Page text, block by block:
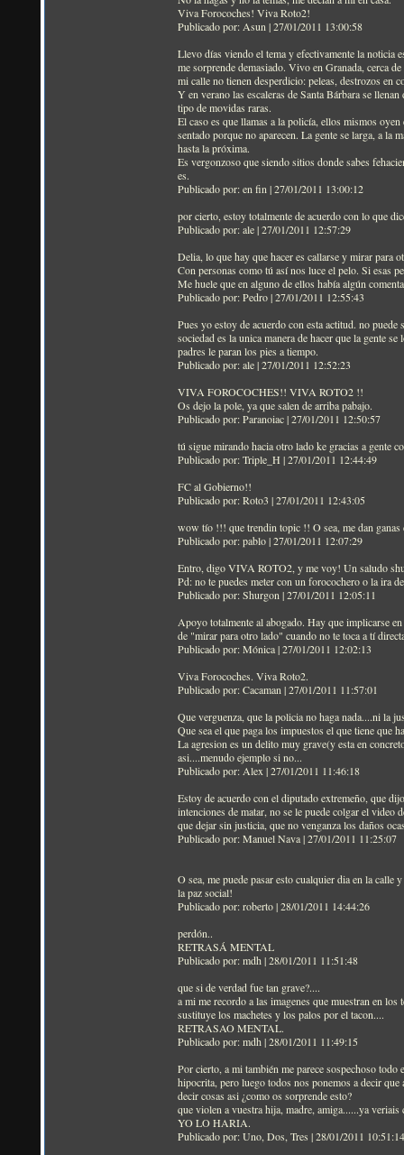
Viva Forocoches! Viva Roto2!
Publicado por: Asun | 27/01/2011 13:00:58
Llevo días viendo el tema y efectivamente la noticia
me sorprende demasiado. Vivo en Granada, cerca
mi calle no tienen desperdicio: peleas, destrozos en
Y en verano las escaleras de Santa Bárbara se
tipo de movidas raras.
El caso es que llamas a la policía, ellos mismos
sentado porque no aparecen. La gente se larga, a la
hasta la próxima.
Es vergonzoso que siendo sitios donde sabes
es.
Publicado por: en fin | 27/01/2011 13:00:12
por cierto, estoy totalmente de acuerdo con lo que
Publicado por: ale | 27/01/2011 12:57:29
Delia, lo que hay que hacer es callarse y mirar para
Con personas como tú así nos luce el pelo. Si esas
Me huele que en alguno de ellos había algún
Publicado por: Pedro | 27/01/2011 12:55:43
Pues yo estoy de acuerdo con esta actitud. no
sociedad es la unica manera de hacer que la gente
padres le paran los pies a tiempo.
Publicado por: ale | 27/01/2011 12:52:23
VIVA FOROCOCHES!! VIVA ROTO2 !!
Os dejo la pole, ya que salen de arriba pabajo.
Publicado por: Paranoiac | 27/01/2011 12:50:57
tú sigue mirando hacia otro lado ke gracias a gente
Publicado por: Triple_H | 27/01/2011 12:44:49
FC al Gobierno!!
Publicado por: Roto3 | 27/01/2011 12:43:05
wow tío !!! que trendin topic !! O sea, me dan ganas
Publicado por: pablo | 27/01/2011 12:07:29
Entro, digo VIVA ROTO2, y me voy! Un saludo
Pd: no te puedes meter con un forocochero o la ira
Publicado por: Shurgon | 27/01/2011 12:05:11
Apoyo totalmente al abogado. Hay que implicarse
de "mirar para otro lado" cuando no te toca a tí
Publicado por: Mónica | 27/01/2011 12:02:13
Viva Forocoches. Viva Roto2.
Publicado por: Cacaman | 27/01/2011 11:57:01
Que verguenza, que la policia no haga nada....ni la
Que sea el que paga los impuestos el que tiene que
La agresion es un delito muy grave(y esta en
asi....menudo ejemplo si no...
Publicado por: Alex | 27/01/2011 11:46:18
Estoy de acuerdo con el diputado extremeño, que
intenciones de matar, no se le puede colgar el video
que dejar sin justicia, que no venganza los daños
Publicado por: Manuel Nava | 27/01/2011 11:25:07
O sea, me puede pasar esto cualquier dia en la calle
la paz social!
Publicado por: roberto | 28/01/2011 14:44:26
perdón..
RETRASÁ MENTAL
Publicado por: mdh | 28/01/2011 11:51:48
que si de verdad fue tan grave?....
a mi me recordo a las imagenes que muestran en
sustituye los machetes y los palos por el tacon....
RETRASAO MENTAL.
Publicado por: mdh | 28/01/2011 11:49:15
Por cierto, a mi también me parece sospechoso todo
hipocrita, pero luego todos nos ponemos a decir
decir cosas asi ¿como os sorprende esto?
que violen a vuestra hija, madre, amiga......ya
YO LO HARIA.
Publicado por: Uno, Dos, Tres | 28/01/2011 10:51:14